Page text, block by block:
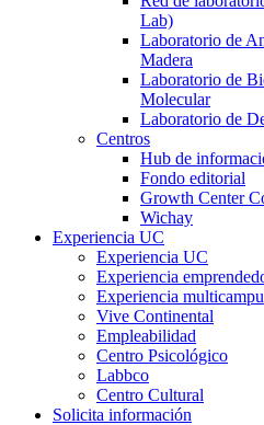
Lab)
Laboratorio de
Madera
Laboratorio de
Molecular
Laboratorio de
Centros
Hub de
Fondo editorial
Growth Center
Wichay
Experiencia UC
Experiencia UC
Experiencia
Experiencia
Vive Continental
Empleabilidad
Centro Psicológico
Labbco
Centro Cultural
Solicita información